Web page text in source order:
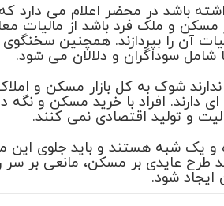
باشد در محضر اعلام می دارد
و ملک فرد باشد از مالیات
آن را بپردازند. همچنین
سوداگران و دلالان می ‌شود.
شوک به کل بازار مسکن و
ای دارند. افراد با خرید مسکن و
و تولید اقتصادی نمی‌ کنند.
و یک شبه هستند و باید جلوی این
عایدی بر مسکن، مانعی بر سر
ایجاد شود.